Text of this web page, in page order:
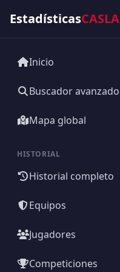
EstadísticasCASLA
Inicio
Buscador avanzado
Mapa global
HISTORIAL
Historial completo
Equipos
Jugadores
Competiciones